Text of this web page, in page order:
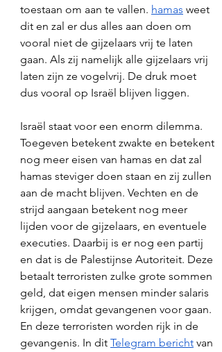
toestaan om aan te vallen. hamas weet
dit en zal er dus alles aan doen om
vooral niet de gijzelaars vrij te laten
gaan. Als zij namelijk alle gijzelaars vrij
laten zijn ze vogelvrij. De druk moet
dus vooral op Israël blijven liggen.
Israël staat voor een enorm dilemma.
Toegeven betekent zwakte en betekent
nog meer eisen van hamas en dat zal
hamas steviger doen staan en zij zullen
aan de macht blijven. Vechten en de
strijd aangaan betekent nog meer
lijden voor de gijzelaars, en eventuele
executies. Daarbij is er nog een partij
en dat is de Palestijnse Autoriteit. Deze
betaalt terroristen zulke grote sommen
geld, dat eigen mensen minder salaris
krijgen, omdat gevangenen voor gaan.
En deze terroristen worden rijk in de
gevangenis. In dit Telegram bericht van